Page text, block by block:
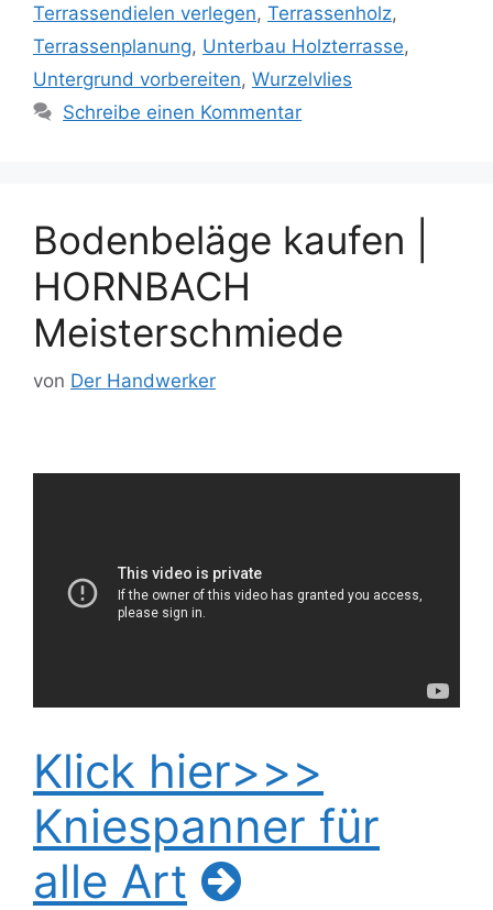
Terrassendielen verlegen, Terrassenholz,
Terrassenplanung, Unterbau Holzterrasse,
Untergrund vorbereiten, Wurzelvlies
Schreibe einen Kommentar
Bodenbeläge kaufen |
HORNBACH
Meisterschmiede
von Der Handwerker
Klick hier>>>
Kniespanner für
alle Art